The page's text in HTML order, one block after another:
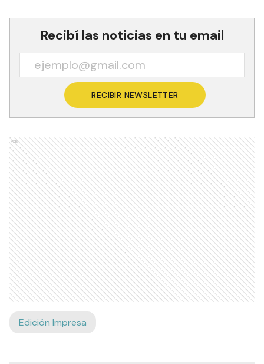
Recibí las noticias en tu email
RECIBIR NEWSLETTER
Ads
Edición Impresa